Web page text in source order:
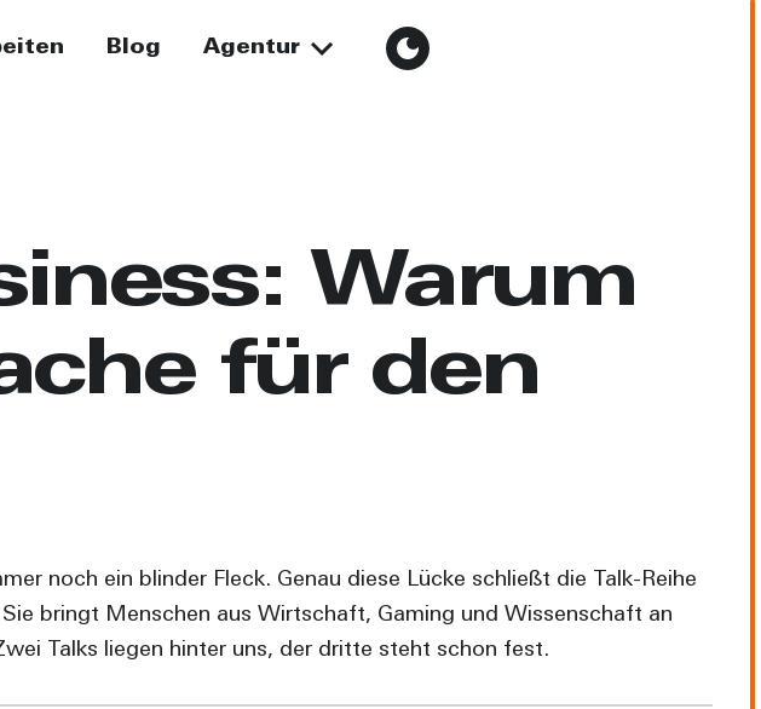
Blog Agentur
Warum
für den
noch ein blinder Fleck. Genau diese Lücke schließt die Talk-Reihe
bringt Menschen aus Wirtschaft, Gaming und Wissenschaft an
Talks liegen hinter uns, der dritte steht schon fest.